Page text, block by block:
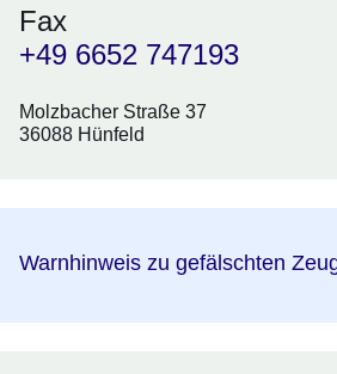
Fax
+49 6652 747193
Molzbacher Straße 37
36088 Hünfeld
Warnhinweis zu gefälschten